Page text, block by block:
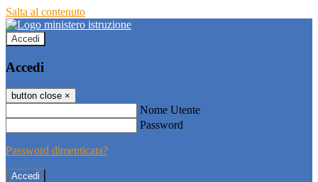
Salta al contenuto
Accedi
Accedi
button close ×
Nome Utente
Password
Password dimenticata?